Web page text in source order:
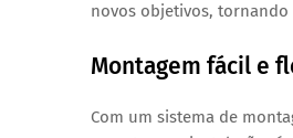
novos objetivos, tornando
Montagem fácil e
Com um sistema de